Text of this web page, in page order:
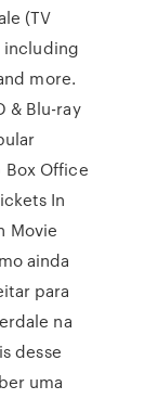
(TV
including
more.
& Blu-ray
Box Office
In
Movie
ainda
para
na
desse
uma